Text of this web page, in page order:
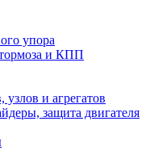
упора
и КПП
узлов и агрегатов
защита двигателя